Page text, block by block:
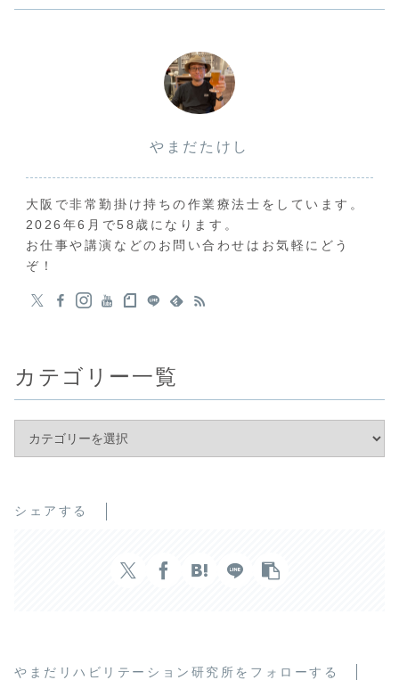
やまだたけし
大阪で非常勤掛け持ちの作業療法士をしています。
2026年6月で58歳になります。
お仕事や講演などのお問い合わせはお気軽にどう
ぞ！
カテゴリー一覧
シェアする
やまだリハビリテーション研究所をフォローする